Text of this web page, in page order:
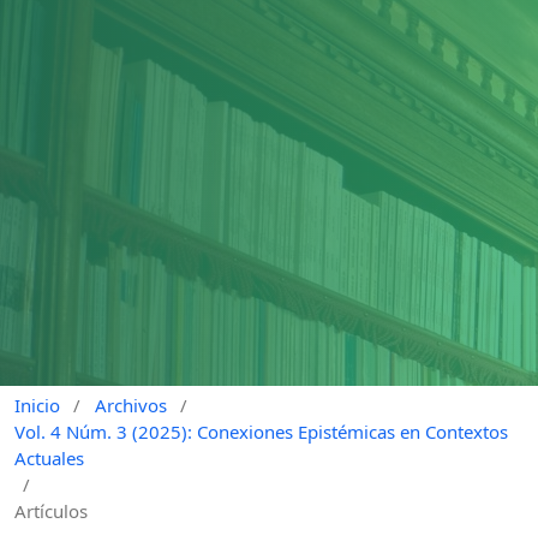
Inicio / Archivos /
Vol. 4 Núm. 3 (2025): Conexiones Epistémicas en Contextos
Actuales
/
Artículos